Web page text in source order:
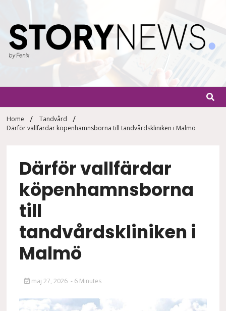
Home
Tandvård
Därför vallfärdar köpenhamnsborna till tandvårdskliniken i Malmö
Därför vallfärdar
köpenhamnsborna
till
tandvårdskliniken i
Malmö
maj 27, 2026 - 6 Minutes